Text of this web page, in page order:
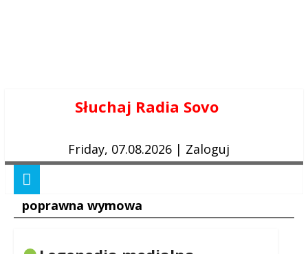
Słuchaj Radia Sovo
Friday, 07.08.2026 | Zaloguj
poprawna wymowa